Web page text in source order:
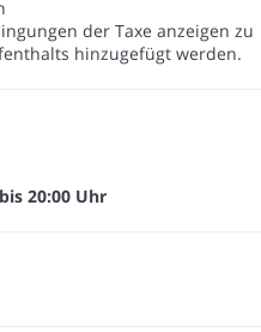
der Taxe anzeigen zu
hinzugefügt werden.
20:00 Uhr